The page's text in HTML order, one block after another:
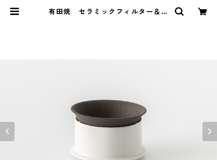
有田焼 セラミックフィルター＆ド